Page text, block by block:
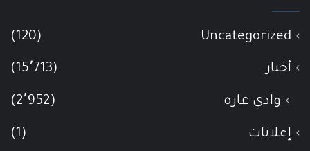
Uncategorized
(120)
أخبار (15٬713)
وادي عاره (2٬952)
إعلانات (1)